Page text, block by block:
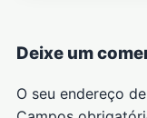
Deixe um
O seu endereço